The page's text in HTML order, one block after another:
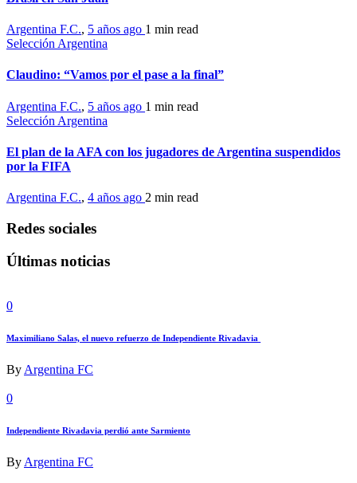
Argentina F.C., 5 años ago 1 min read
Selección Argentina
Claudino: “Vamos por el pase a la final”
Argentina F.C., 5 años ago 1 min read
Selección Argentina
El plan de la AFA con los jugadores de Argentina suspendidos
por la FIFA
Argentina F.C., 4 años ago 2 min read
Redes sociales
Últimas noticias
0
Maximiliano Salas, el nuevo refuerzo de Independiente Rivadavia
By Argentina FC
0
Independiente Rivadavia perdió ante Sarmiento
By Argentina FC